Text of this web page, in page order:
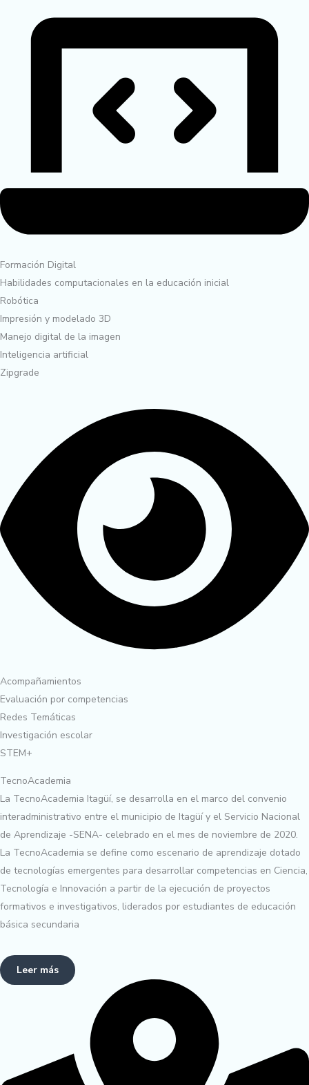
Formación Digital
Habilidades computacionales en la educación inicial
Robótica
Impresión y modelado 3D
Manejo digital de la imagen
Inteligencia artificial
Zipgrade
Acompañamientos
Evaluación por competencias
Redes Temáticas
Investigación escolar
STEM+
TecnoAcademia
La TecnoAcademia Itagüí, se desarrolla en el marco del convenio
interadministrativo entre el municipio de Itagüí y el Servicio Nacional
de Aprendizaje -SENA- celebrado en el mes de noviembre de 2020.
La TecnoAcademia se define como escenario de aprendizaje dotado
de tecnologías emergentes para desarrollar competencias en Ciencia,
Tecnología e Innovación a partir de la ejecución de proyectos
formativos e investigativos, liderados por estudiantes de educación
básica secundaria
Leer más